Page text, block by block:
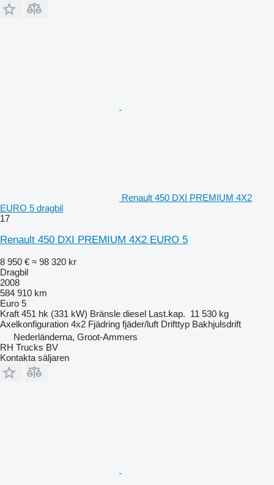
Renault 450 DXI PREMIUM 4X2
EURO 5 dragbil
17
Renault 450 DXI PREMIUM 4X2 EURO 5
8 950 € ≈ 98 320 kr
Dragbil
2008
584 910 km
Euro 5
Kraft 451 hk (331 kW) Bränsle diesel Last.kap. 11 530 kg
Axelkonfiguration 4x2 Fjädring fjäder/luft Drifttyp Bakhjulsdrift
Nederländerna, Groot-Ammers
RH Trucks BV
Kontakta säljaren